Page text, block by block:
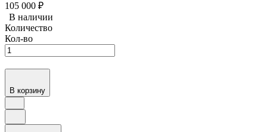
105 000 ₽
В наличии
Количество
Кол-во
В корзину